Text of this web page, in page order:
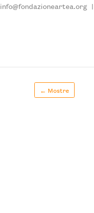
info@fondazioneartea.org |
← Mostre